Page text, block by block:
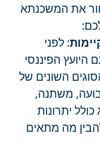
את המשכנתא
: לפני
הפיננסי
השונים של
משתנה,
יתרונות
מה מתאים